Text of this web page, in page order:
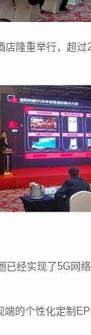
隆重举行，超
经实现了5G网
个性化定制